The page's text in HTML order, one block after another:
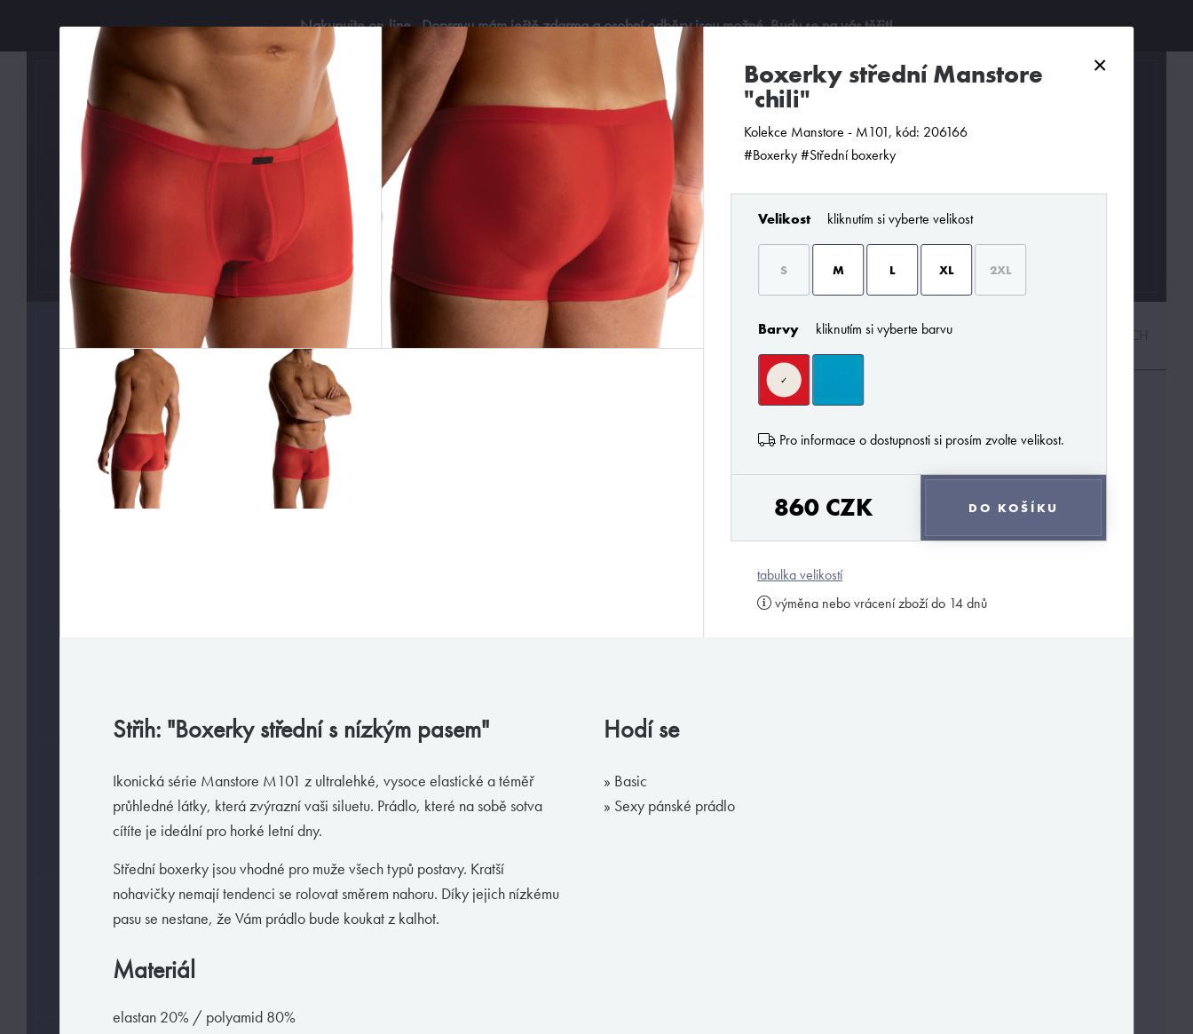
×
boxerky střední Manstore
"chili"
Kolekce Manstore - M101, kód: 206166
#Boxerky #Střední boxerky
Velikost kliknutím si vyberte velikost
S M L XL 2XL
Barvy kliknutím si vyberte barvu
✓
Pro informace o dostupnosti si prosím zvolte velikost.
860 CZK DO KOŠÍKU
tabulka velikostí
výměna nebo vrácení zboží do 14 dnů
Střih: "Boxerky střední s nízkým pasem"
Ikonická série Manstore M101 z ultralehké, vysoce elastické a téměř
průhledné látky, která zvýrazní vaši siluetu. Prádlo, které na sobě sotva
cítíte je ideální pro horké letní dny.
Střední boxerky jsou vhodné pro muže všech typů postavy. Kratší
nohavičky nemají tendenci se rolovat směrem nahoru. Díky jejich nízkému
pasu se nestane, že Vám prádlo bude koukat z kalhot.
Materiál
elastan 20% / polyamid 80%
Hodí se
» Basic
» Sexy pánské prádlo
Nakupujte on-line. Dopravu mám ještě zdarma a osobní odběry jsou možné. Budu se na vás těšit!
0
KATEGORIE
Tanga, jocky
Legíny a body
Trika, tilka
VELIKOSTI
S
XL
BARVY
Používejte filtry, rychleji si vyberete.. PODLE CENY